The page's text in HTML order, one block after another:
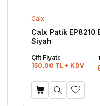
Calx
Calx Patik EP8210
Siyah
Çift Fiyatı:
150,00 TL + KDV